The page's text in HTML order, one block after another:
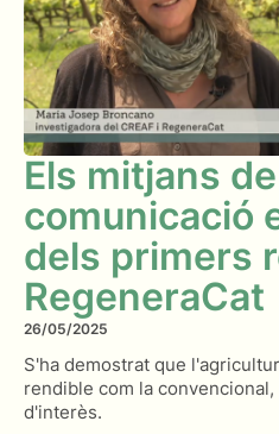
Els mitjans de
comunicació
dels primers
RegeneraCat
26/05/2025
S'ha demostrat que
rendible com la
d'interès.